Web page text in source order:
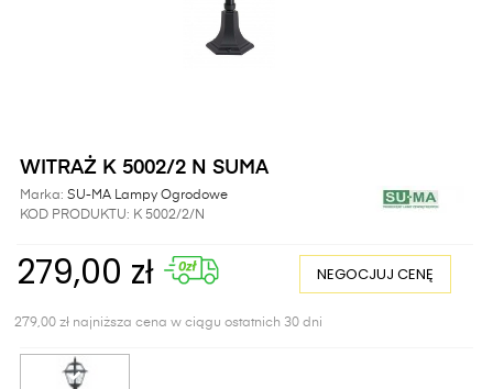
WITRAŻ K 5002/2 N SUMA
Marka: SU-MA Lampy Ogrodowe
KOD PRODUKTU: K 5002/2/N
279,00 zł NEGOCJUJ CENĘ
279,00 zł najniższa cena w ciągu ostatnich 30 dni